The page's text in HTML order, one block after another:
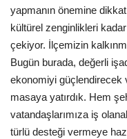
yapmanın önemine
kültürel zenginlikleri
çekiyor. İlçemizin
Bugün burada, değerli
ekonomiyi güçlendirecek
masaya yatırdık. Hem
vatandaşlarımıza iş
türlü desteği vermeye